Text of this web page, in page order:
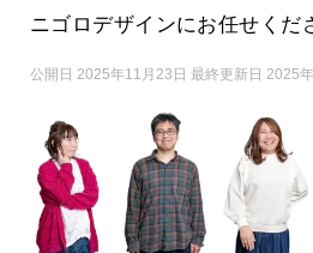
ニゴロデザインにお任せくだ
公開日 2025年11月23日 最終更新日 2025